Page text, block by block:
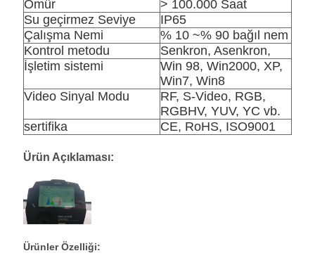
Ömür
> 100.000 Saat
Su geçirmez Seviye
IP65
Çalışma Nemi
% 10 ~% 90 bağıl nem
Kontrol metodu
Senkron, Asenkron,
İşletim sistemi
Win 98, Win2000, XP,
Win7, Win8
Video Sinyal Modu
RF, S-Video, RGB,
RGBHV, YUV, YC vb.
sertifika
CE, RoHS, ISO9001
Ürün Açıklaması:
Ürünler Özelliği: